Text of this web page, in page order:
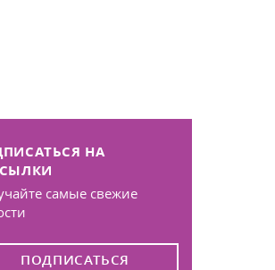
НА
самые свежие
ПОДПИСАТЬСЯ